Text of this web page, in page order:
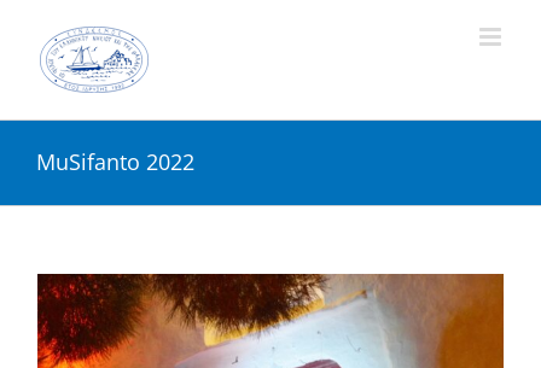
content
MuSifanto 2022